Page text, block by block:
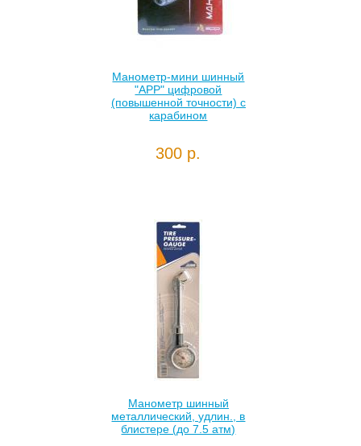
Манометр-мини шинный
"APP" цифровой
(повышенной точности) с
карабином
300 р.
Манометр шинный
металлический, удлин., в
блистере (до 7.5 атм)